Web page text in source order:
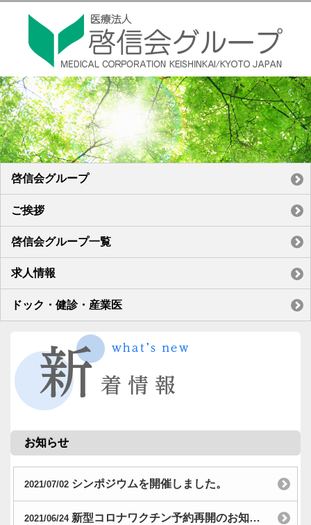
啓信会グループ
ご挨拶
啓信会グループ一覧
求人情報
ドック・健診・産業医
お知らせ
2021/07/02 シンポジウムを開催しました。
2021/06/24 新型コロナワクチン予約再開のお知らせ